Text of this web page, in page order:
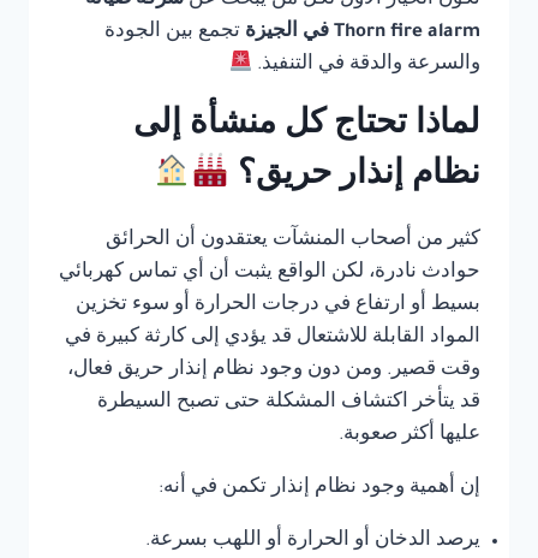
Thorn fire alarm في الجيزة
تجمع بين الجودة
والسرعة والدقة في التنفيذ.
لماذا تحتاج كل منشأة إلى
نظام إنذار حريق؟
كثير من أصحاب المنشآت يعتقدون أن الحرائق
حوادث نادرة، لكن الواقع يثبت أن أي تماس كهربائي
بسيط أو ارتفاع في درجات الحرارة أو سوء تخزين
المواد القابلة للاشتعال قد يؤدي إلى كارثة كبيرة في
وقت قصير. ومن دون وجود نظام إنذار حريق فعال،
قد يتأخر اكتشاف المشكلة حتى تصبح السيطرة
عليها أكثر صعوبة.
إن أهمية وجود نظام إنذار تكمن في أنه:
يرصد الدخان أو الحرارة أو اللهب بسرعة.